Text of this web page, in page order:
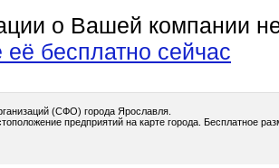
о Вашей компании
её бесплатно сейчас
(СФО) города Ярославля.
предприятий на карте города. Бесплатное